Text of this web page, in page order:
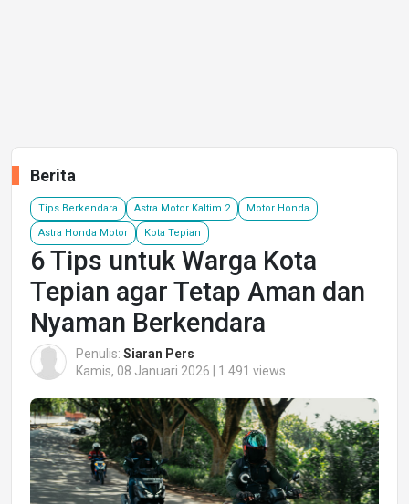
Berita
Tips Berkendara Astra Motor Kaltim 2 Motor Honda
Astra Honda Motor Kota Tepian
6 Tips untuk Warga Kota
Tepian agar Tetap Aman dan
Nyaman Berkendara
Penulis: Siaran Pers
Kamis, 08 Januari 2026 | 1.491 views